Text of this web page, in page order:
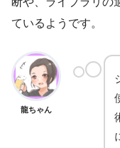
ているようです。
龍ちゃん